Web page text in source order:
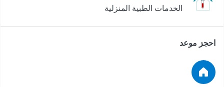
الخدمات الطبية المنزلية
احجز موعد